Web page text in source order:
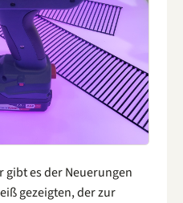
gibt es der Neuerungen
gezeigten, der zur